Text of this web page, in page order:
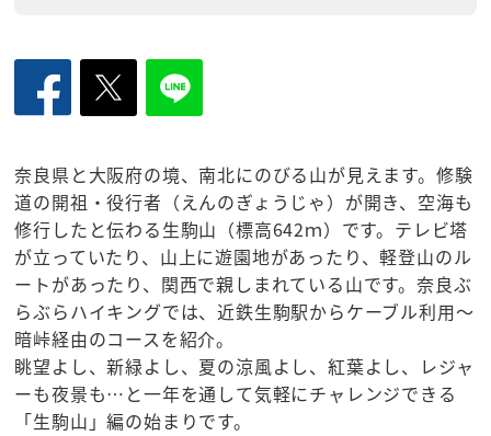
奈良県と大阪府の境、南北にのびる山が見えます。修験
道の開祖・役行者（えんのぎょうじゃ）が開き、空海も
修行したと伝わる生駒山（標高642ｍ）です。テレビ塔
が立っていたり、山上に遊園地があったり、軽登山のル
ートがあったり、関西で親しまれている山です。奈良ぶ
らぶらハイキングでは、近鉄生駒駅からケーブル利用～
暗峠経由のコースを紹介。
眺望よし、新緑よし、夏の涼風よし、紅葉よし、レジャ
ーも夜景も…と一年を通して気軽にチャレンジできる
「生駒山」編の始まりです。